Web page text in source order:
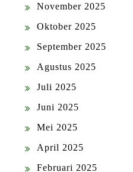
November 2025
Oktober 2025
September 2025
Agustus 2025
Juli 2025
Juni 2025
Mei 2025
April 2025
Februari 2025